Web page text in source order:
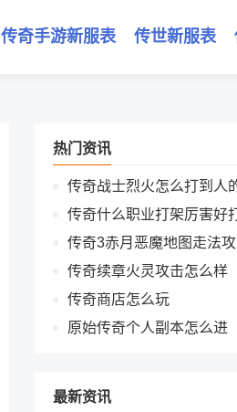
传奇手游新服表 传世新服表
热门资讯
传奇战士烈火怎么打到人
传奇什么职业打架厉害好
传奇3赤月恶魔地图走法
传奇续章火灵攻击怎么样
传奇商店怎么玩
原始传奇个人副本怎么进
最新资讯